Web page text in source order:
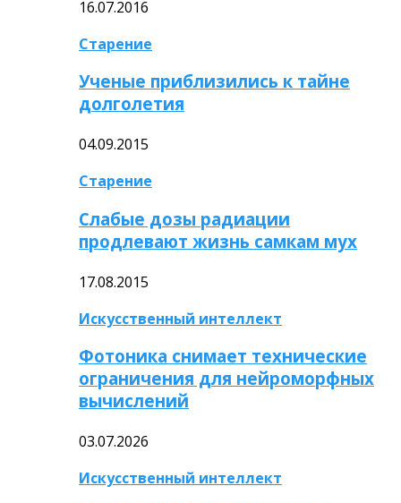
16.07.2016
Старение
Ученые приблизились к тайне
долголетия
04.09.2015
Старение
Слабые дозы радиации
продлевают жизнь самкам мух
17.08.2015
Искусственный интеллект
Фотоника снимает технические
ограничения для нейроморфных
вычислений
03.07.2026
Искусственный интеллект